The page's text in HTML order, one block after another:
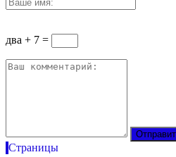
два + 7 =
Страницы